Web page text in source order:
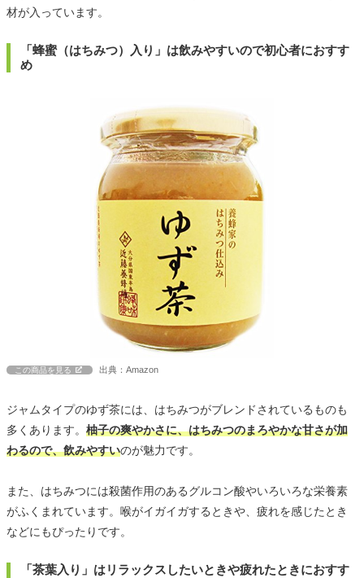
材が入っています。
「蜂蜜（はちみつ）入り」は飲みやすいので初心者におすす
め
この商品を見る 出典：Amazon
ジャムタイプのゆず茶には、はちみつがブレンドされているものも
多くあります。 柚子の爽やかさに、はちみつのまろやかな甘さが加
わるので、飲みやすいのが魅力です。
また、はちみつには殺菌作用のあるグルコン酸やいろいろな栄養素
がふくまれています。喉がイガイガするときや、疲れを感じたとき
などにもぴったりです。
「茶葉入り」はリラックスしたいときや疲れたときにおすす